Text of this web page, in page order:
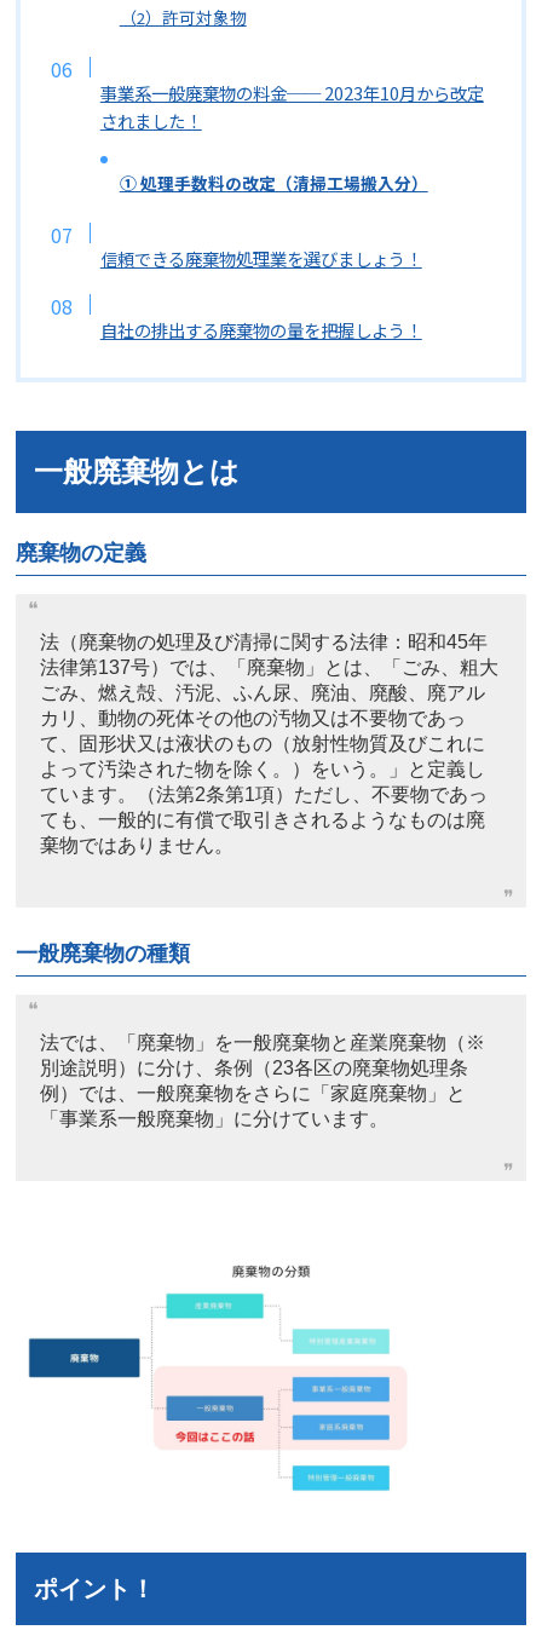
（2）許可対象物
事業系一般廃棄物の料金── 2023年10月から改定
されました！
① 処理手数料の改定（清掃工場搬入分）
信頼できる廃棄物処理業を選びましょう！
自社の排出する廃棄物の量を把握しよう！
一般廃棄物とは
廃棄物の定義
法（廃棄物の処理及び清掃に関する法律：昭和45年
法律第137号）では、「廃棄物」とは、「ごみ、粗大
ごみ、燃え殻、汚泥、ふん尿、廃油、廃酸、廃アル
カリ、動物の死体その他の汚物又は不要物であっ
て、固形状又は液状のもの（放射性物質及びこれに
よって汚染された物を除く。）をいう。」と定義し
ています。（法第2条第1項）ただし、不要物であっ
ても、一般的に有償で取引きされるようなものは廃
棄物ではありません。
一般廃棄物の種類
法では、「廃棄物」を一般廃棄物と産業廃棄物（※
別途説明）に分け、条例（23各区の廃棄物処理条
例）では、一般廃棄物をさらに「家庭廃棄物」と
「事業系一般廃棄物」に分けています。
ポイント！